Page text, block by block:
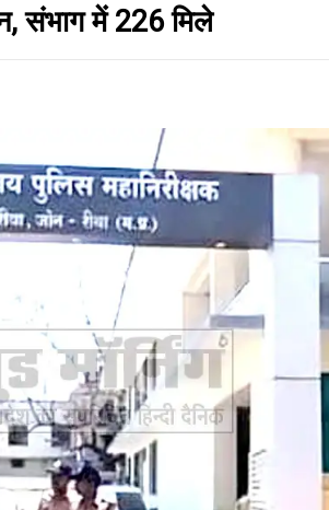
संभाग में 226 मिले